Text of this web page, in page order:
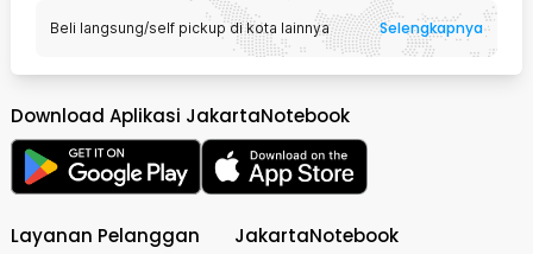
Beli langsung/self pickup di kota lainnya Selengkapnya
Download Aplikasi JakartaNotebook
Layanan Pelanggan JakartaNotebook